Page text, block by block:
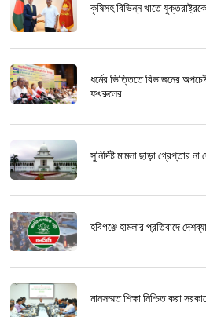
কৃষিসহ বিভিন্ন খাতে
ধর্মের ভিত্তিতে বিভাজনের
ফখরুলের
সুনির্দিষ্ট মামলা ছাড়া গ্রেপ্তার
হবিগঞ্জে হামলার প্রতিবাদে
মানসম্মত শিক্ষা নিশ্চিত করা